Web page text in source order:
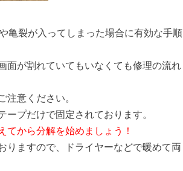
亀裂が入ってしまった場合に有効な手順
面が割れていてもいなくても修理の流れ
注意ください。
プだけで固定されております。
てから分解を始めましょう！
りますので、ドライヤーなどで暖めて両